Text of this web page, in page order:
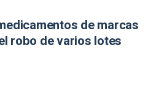
de marcas
robo de varios lotes